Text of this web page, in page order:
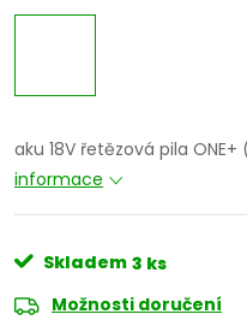
aku 18V řetězová pila
informace
Skladem 3 ks
Možnosti doručení